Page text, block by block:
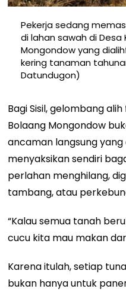
Pekerja sedang
di lahan sawah di Desa
Mongondow yang
kering tanaman
Datundugon)
Bagi Sisil, gelombang
Bolaang Mongondow
ancaman langsung
menyaksikan sendiri
perlahan menghilang,
tambang, atau
“Kalau semua tanah
cucu kita mau makan
Karena itulah, setiap
bukan hanya untuk